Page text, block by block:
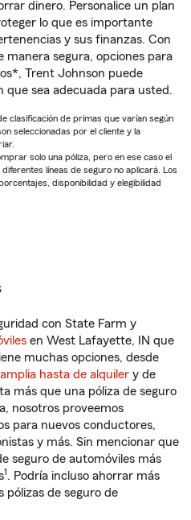
dinero. Personalice un plan
lo que es importante
y sus finanzas. Con
manera segura, opciones para
Trent Johnson puede
que sea adecuada para usted.
clasificación de primas que varían según
seleccionadas por el cliente y la
solo una póliza, pero en ese caso el
líneas de seguro no aplicará. Los
disponibilidad y elegibilidad
con State Farm y
en West Lafayette, IN que
muchas opciones, desde
amplia hasta de alquiler y de
más que una póliza de seguro
nosotros proveemos
para nuevos conductores,
y más. Sin mencionar que
seguro de automóviles más
1. Podría incluso ahorrar más
pólizas de seguro de